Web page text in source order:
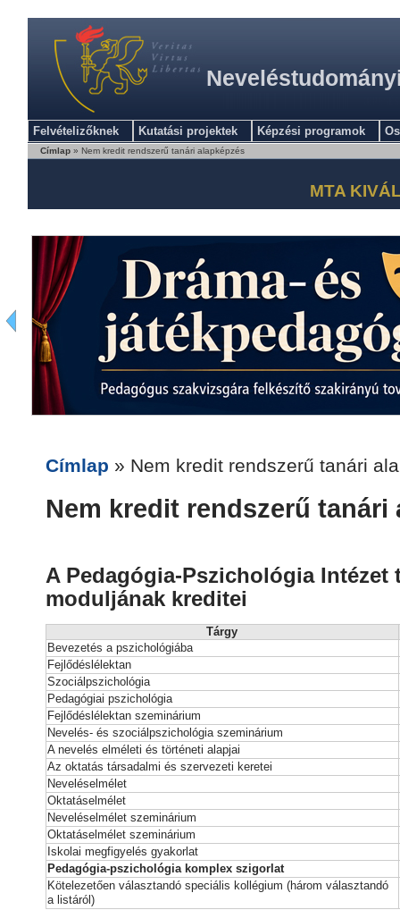
Felvételizőknek Kutatási projektek Képzési programok
Címlap» Nem kredit rendszerű tanári alapképzés
MTA
Címlap » Nem kredit rendszerű tanári
Nem kredit rendszerű tanári
A Pedagógia-Pszichológia Intézet
moduljának kreditei
Tárgy
Bevezetés a pszichológiába
Fejlődéslélektan
Szociálpszichológia
Pedagógiai pszichológia
Fejlődéslélektan szeminárium
Nevelés- és szociálpszichológia szeminárium
A nevelés elméleti és történeti alapjai
Az oktatás társadalmi és szervezeti keretei
Neveléselmélet
Oktatáselmélet
Neveléselmélet szeminárium
Oktatáselmélet szeminárium
Iskolai megfigyelés gyakorlat
Pedagógia-pszichológia komplex szigorlat
Kötelezetően választandó speciális kollégium (három választandó
a listáról)